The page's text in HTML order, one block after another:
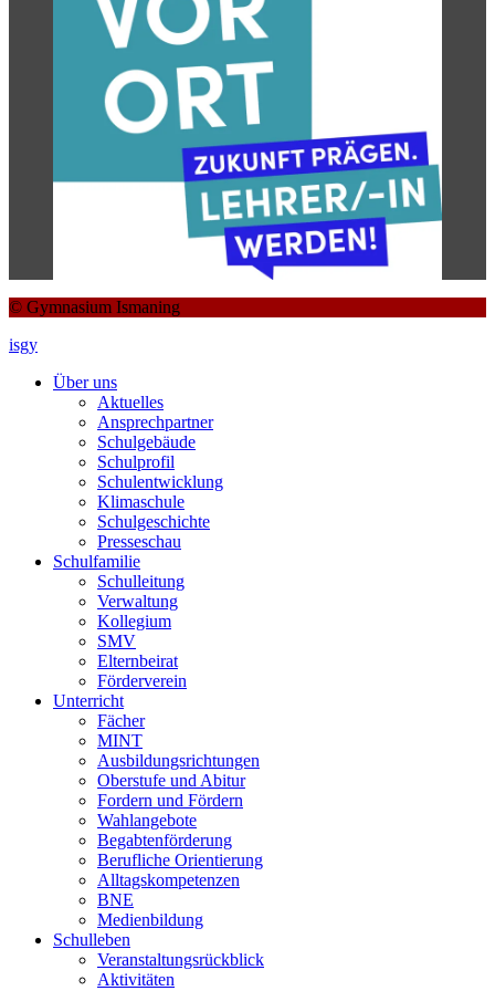
© Gymnasium Ismaning
isgy
Über uns
Aktuelles
Ansprechpartner
Schulgebäude
Schulprofil
Schulentwicklung
Klimaschule
Schulgeschichte
Presseschau
Schulfamilie
Schulleitung
Verwaltung
Kollegium
SMV
Elternbeirat
Förderverein
Unterricht
Fächer
MINT
Ausbildungsrichtungen
Oberstufe und Abitur
Fordern und Fördern
Wahlangebote
Begabtenförderung
Berufliche Orientierung
Alltagskompetenzen
BNE
Medienbildung
Schulleben
Veranstaltungsrückblick
Aktivitäten